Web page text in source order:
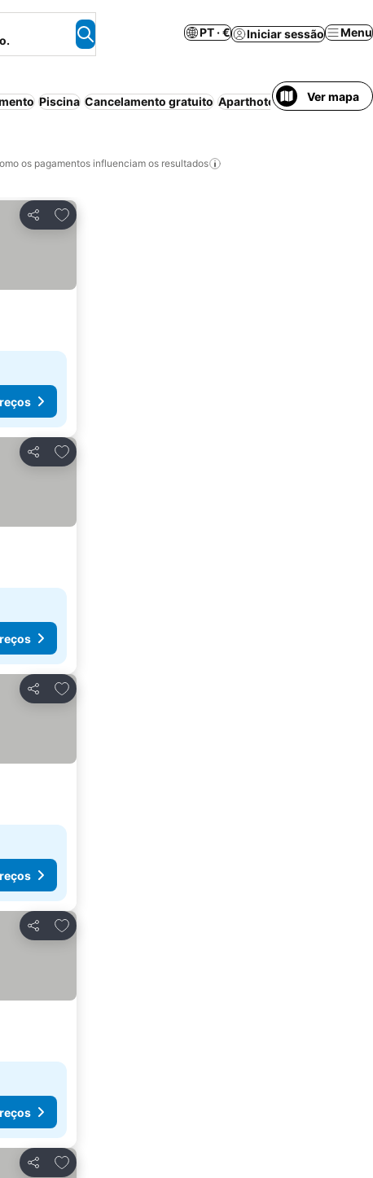
PT · € Iniciar sessão Menu
Piscina Cancelamento gratuito Aparthotel Casa/Ver mapa
os pagamentos influenciam os resultados
Partilhar
Adicionar aos favoritos
Partilhar
Adicionar aos favoritos
Partilhar
Adicionar aos favoritos
Partilhar
Adicionar aos favoritos
Partilhar
Adicionar aos favoritos